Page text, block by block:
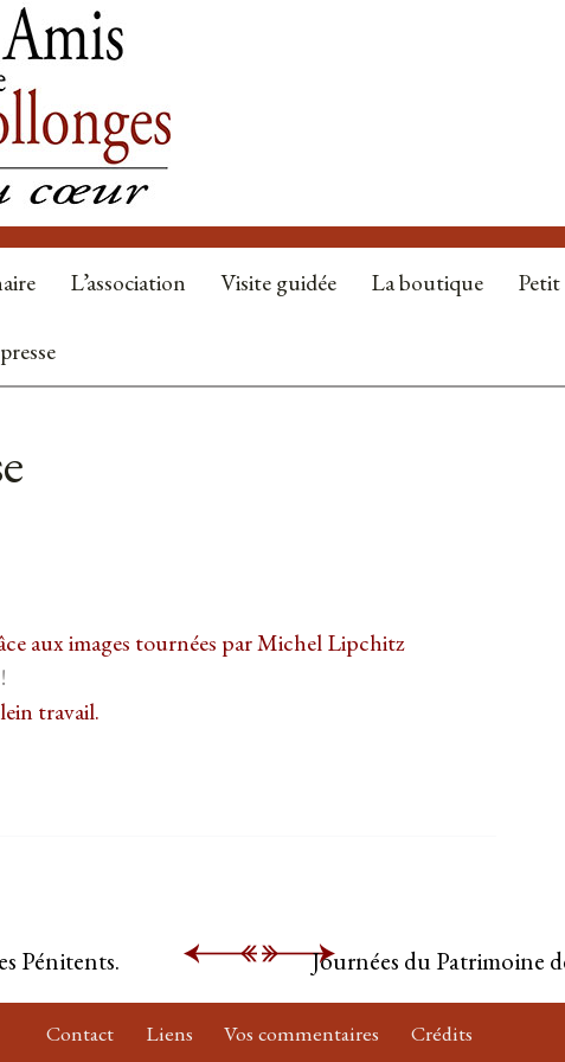
L’association Visite guidée La boutique
aux images tournées par Michel Lipchitz
travail.
Pénitents. Journées du Patrimoine
Contact Liens Vos commentaires Crédits